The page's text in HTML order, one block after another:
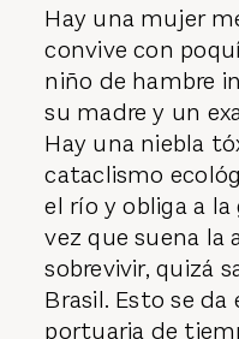
Hay una mujer
convive con
niño de hambre
su madre y un
Hay una niebla
cataclismo
el río y obliga a
vez que suena la
sobrevivir, quizá
Brasil. Esto se
portuaria de